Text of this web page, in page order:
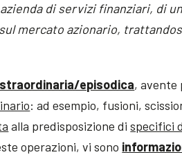
azienda di servizi finanziari, di
mercato azionario,
episodica, avente
: ad esempio, fusioni,
alla predisposizione dispecifici
operazioni, vi sono